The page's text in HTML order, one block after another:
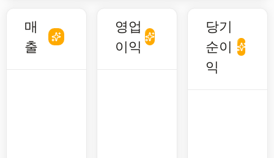
매
출
영업
이익
당기
순이
익